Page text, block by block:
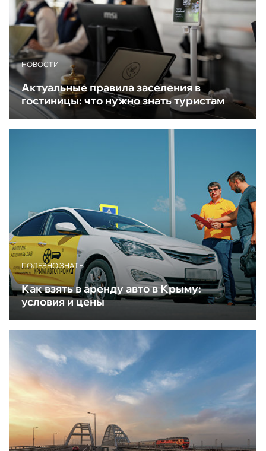
НОВОСТИ
Актуальные правила заселения в
гостиницы: что нужно знать туристам
ПОЛЕЗНО ЗНАТЬ
Как взять в аренду авто в Крыму:
условия и цены